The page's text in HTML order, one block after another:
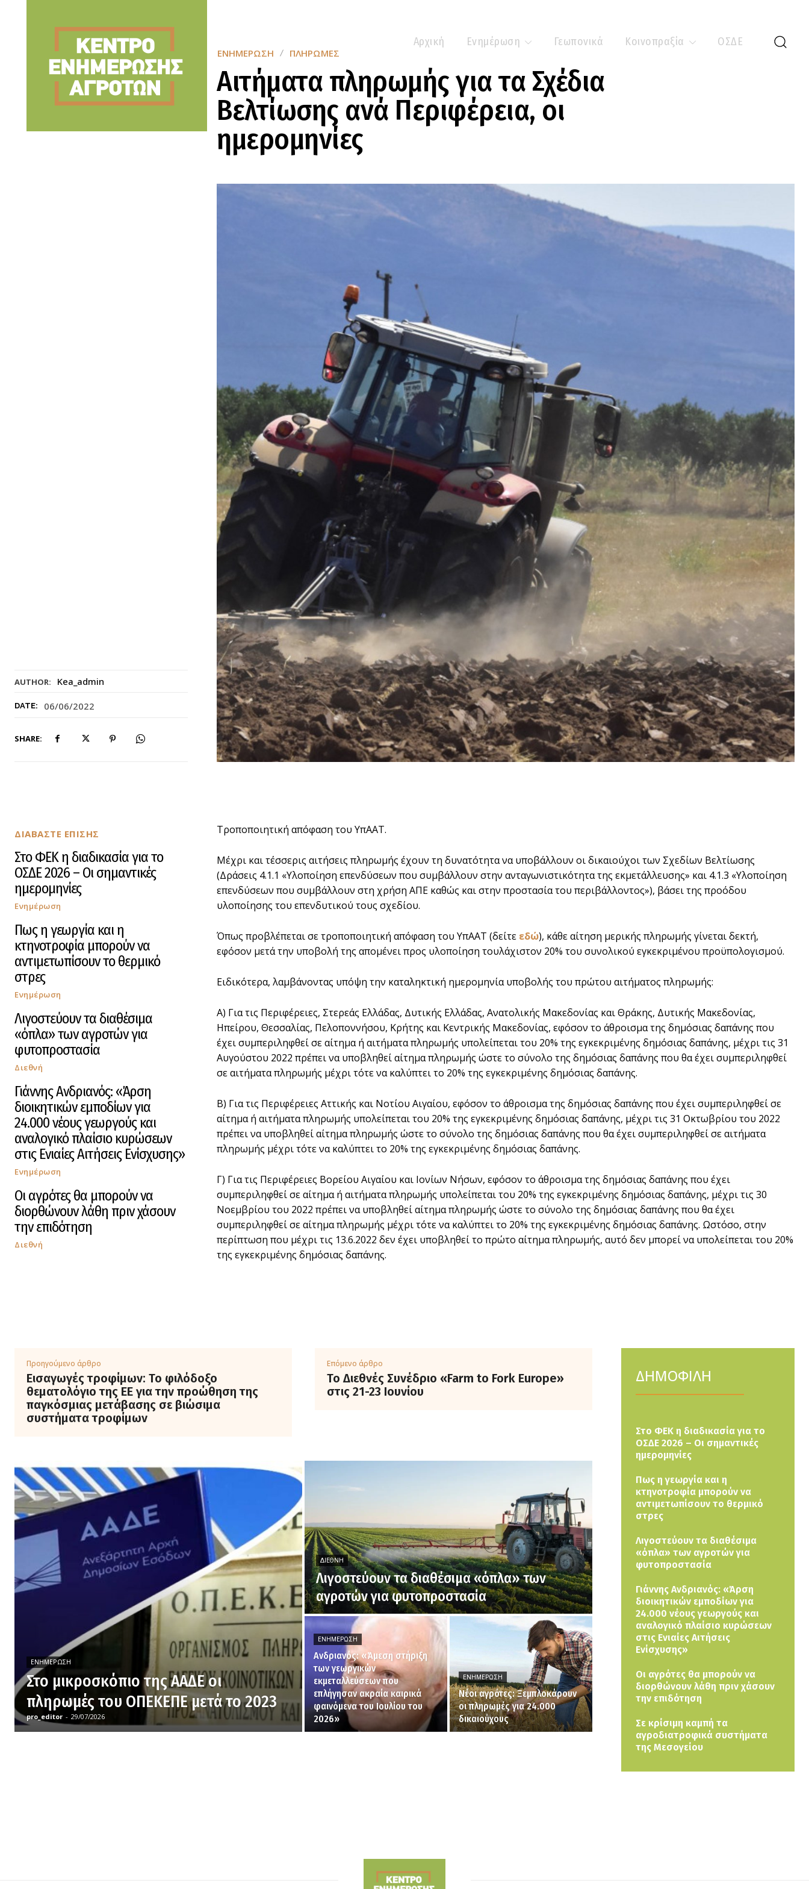
Αρχική Ενημέρωση Γεωπονικά Κοινοπραξία ΟΣΔΕ
AUTHOR: Kea_admin
DATE: 06/06/2022
SHARE:
ΕΝΗΜΈΡΩΣΗ ΠΛΗΡΩΜΈΣ
Αιτήματα πληρωμής για τα Σχέδια
Βελτίωσης ανά Περιφέρεια, οι
ημερομηνίες
ΔΙΑΒΑΣΤΕ ΕΠΙΣΗΣ
Στο ΦΕΚ η διαδικασία για το
ΟΣΔΕ 2026 – Οι σημαντικές
ημερομηνίες
Ενημέρωση
Πως η γεωργία και η
κτηνοτροφία μπορούν να
αντιμετωπίσουν το θερμικό
στρες
Ενημέρωση
Λιγοστεύουν τα διαθέσιμα
«όπλα» των αγροτών για
φυτοπροστασία
Διεθνή
Γιάννης Ανδριανός: «Άρση
διοικητικών εμποδίων για
24.000 νέους γεωργούς και
αναλογικό πλαίσιο κυρώσεων
στις Ενιαίες Αιτήσεις Ενίσχυσης»
Ενημέρωση
Οι αγρότες θα μπορούν να
διορθώνουν λάθη πριν χάσουν
την επιδότηση
Διεθνή
Τροποποιητική απόφαση του ΥπΑΑΤ.
Μέχρι και τέσσερις αιτήσεις πληρωμής έχουν τη δυνατότητα να υποβάλλουν οι δικαιούχοι των Σχεδίων Βελτίωσης
(Δράσεις 4.1.1 «Υλοποίηση επενδύσεων που συμβάλλουν στην ανταγωνιστικότητα της εκμετάλλευσης» και 4.1.3 «Υλοποίηση
επενδύσεων που συμβάλλουν στη χρήση ΑΠΕ καθώς και στην προστασία του περιβάλλοντος»), βάσει της προόδου
υλοποίησης του επενδυτικού τους σχεδίου.
Όπως προβλέπεται σε τροποποιητική απόφαση του ΥπΑΑΤ (δείτε εδώ), κάθε αίτηση μερικής πληρωμής γίνεται δεκτή,
εφόσον μετά την υποβολή της απομένει προς υλοποίηση τουλάχιστον 20% του συνολικού εγκεκριμένου προϋπολογισμού.
Ειδικότερα, λαμβάνοντας υπόψη την καταληκτική ημερομηνία υποβολής του πρώτου αιτήματος πληρωμής:
Α) Για τις Περιφέρειες, Στερεάς Ελλάδας, Δυτικής Ελλάδας, Ανατολικής Μακεδονίας και Θράκης, Δυτικής Μακεδονίας,
Ηπείρου, Θεσσαλίας, Πελοποννήσου, Κρήτης και Κεντρικής Μακεδονίας, εφόσον το άθροισμα της δημόσιας δαπάνης που
έχει συμπεριληφθεί σε αίτημα ή αιτήματα πληρωμής υπολείπεται του 20% της εγκεκριμένης δημόσιας δαπάνης, μέχρι τις 31
Αυγούστου 2022 πρέπει να υποβληθεί αίτημα πληρωμής ώστε το σύνολο της δημόσιας δαπάνης που θα έχει συμπεριληφθεί
σε αιτήματα πληρωμής μέχρι τότε να καλύπτει το 20% της εγκεκριμένης δημόσιας δαπάνης.
Β) Για τις Περιφέρειες Αττικής και Νοτίου Αιγαίου, εφόσον το άθροισμα της δημόσιας δαπάνης που έχει συμπεριληφθεί σε
αίτημα ή αιτήματα πληρωμής υπολείπεται του 20% της εγκεκριμένης δημόσιας δαπάνης, μέχρι τις 31 Οκτωβρίου του 2022
πρέπει να υποβληθεί αίτημα πληρωμής ώστε το σύνολο της δημόσιας δαπάνης που θα έχει συμπεριληφθεί σε αιτήματα
πληρωμής μέχρι τότε να καλύπτει το 20% της εγκεκριμένης δημόσιας δαπάνης.
Γ) Για τις Περιφέρειες Βορείου Αιγαίου και Ιονίων Νήσων, εφόσον το άθροισμα της δημόσιας δαπάνης που έχει
συμπεριληφθεί σε αίτημα ή αιτήματα πληρωμής υπολείπεται του 20% της εγκεκριμένης δημόσιας δαπάνης, μέχρι τις 30
Νοεμβρίου του 2022 πρέπει να υποβληθεί αίτημα πληρωμής ώστε το σύνολο της δημόσιας δαπάνης που θα έχει
συμπεριληφθεί σε αίτημα πληρωμής μέχρι τότε να καλύπτει το 20% της εγκεκριμένης δημόσιας δαπάνης. Ωστόσο, στην
περίπτωση που μέχρι τις 13.6.2022 δεν έχει υποβληθεί το πρώτο αίτημα πληρωμής, αυτό δεν μπορεί να υπολείπεται του 20%
της εγκεκριμένης δημόσιας δαπάνης.
Προηγούμενο άρθρο
Εισαγωγές τροφίμων: Το φιλόδοξο
θεματολόγιο της ΕΕ για την προώθηση της
παγκόσμιας μετάβασης σε βιώσιμα
συστήματα τροφίμων
Επόμενο άρθρο
Το Διεθνές Συνέδριο «Farm to Fork Europe»
στις 21-23 Ιουνίου
ΕΝΗΜΈΡΩΣΗ
Στο μικροσκόπιο της ΑΑΔΕ οι
πληρωμές του ΟΠΕΚΕΠΕ μετά το 2023
pro_editor - 29/07/2026
ΔΙΕΘΝΉ
Λιγοστεύουν τα διαθέσιμα «όπλα» των
αγροτών για φυτοπροστασία
ΕΝΗΜΈΡΩΣΗ
Ανδριανός: «Άμεση στήριξη
των γεωργικών
εκμεταλλεύσεων που
επλήγησαν ακραία καιρικά
φαινόμενα του Ιουλίου του
2026»
ΕΝΗΜΈΡΩΣΗ
Νέοι αγρότες: Ξεμπλοκάρουν
οι πληρωμές για 24.000
δικαιούχους
ΔΗΜΟΦΙΛΗ
Στο ΦΕΚ η διαδικασία για το
ΟΣΔΕ 2026 – Οι σημαντικές
ημερομηνίες
Πως η γεωργία και η
κτηνοτροφία μπορούν να
αντιμετωπίσουν το θερμικό
στρες
Λιγοστεύουν τα διαθέσιμα
«όπλα» των αγροτών για
φυτοπροστασία
Γιάννης Ανδριανός: «Άρση
διοικητικών εμποδίων για
24.000 νέους γεωργούς και
αναλογικό πλαίσιο κυρώσεων
στις Ενιαίες Αιτήσεις
Ενίσχυσης»
Οι αγρότες θα μπορούν να
διορθώνουν λάθη πριν χάσουν
την επιδότηση
Σε κρίσιμη καμπή τα
αγροδιατροφικά συστήματα
της Μεσογείου